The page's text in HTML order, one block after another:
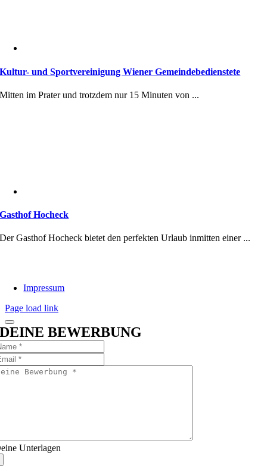
Kultur- und Sportvereinigung Wiener Gemeindebedienstete
Mitten im Prater und trotzdem nur 15 Minuten von ...
Gasthof Hocheck
Der Gasthof Hocheck bietet den perfekten Urlaub inmitten einer ...
Impressum
Page load link
DEINE BEWERBUNG
Unterlagen